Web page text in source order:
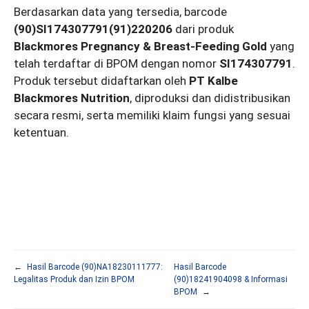
Berdasarkan data yang tersedia, barcode
(90)SI174307791(91)220206 dari produk
Blackmores Pregnancy & Breast-Feeding Gold yang
telah terdaftar di BPOM dengan nomor SI174307791 .
Produk tersebut didaftarkan oleh PT Kalbe
Blackmores Nutrition, diproduksi dan didistribusikan
secara resmi, serta memiliki klaim fungsi yang sesuai
ketentuan.
←
Hasil Barcode (90)NA18230111777:
Legalitas Produk dan Izin BPOM
Hasil Barcode
(90)18241904098 & Informasi
BPOM
→